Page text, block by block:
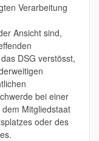
Verarbeitung
Ansicht sind,
DSG verstösst,
bei einer
Mitgliedstaat
oder des